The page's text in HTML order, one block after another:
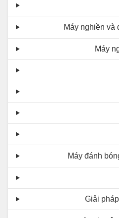
Máy nghiền và
Máy
Máy đánh
Giải